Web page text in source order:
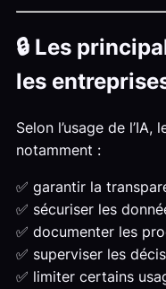
🔒 Les
les
Selon l’usage de
notamment :
✅ garantir la
✅ sécuriser les
✅ documenter les
✅ superviser les
✅ limiter certains